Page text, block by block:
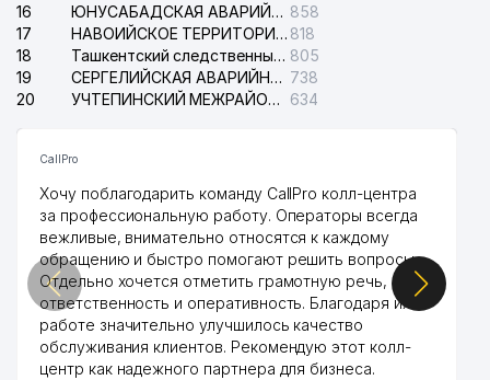
16
ЮНУСАБАДСКАЯ АВАРИЙНАЯ СЛУЖБА ЭЛЕКТРОСЕТИ 858
17
НАВОИЙСКОЕ ТЕРРИТОРИАЛЬНОЕ ПРЕДПРИЯТИЕ ЭЛЕКТРОСЕТИ АО 818
18
Ташкентский следственный изолятор 805
19
СЕРГЕЛИЙСКАЯ АВАРИЙНАЯ СЛУЖБА ЭЛЕКТРОСЕТИ 738
20
УЧТЕПИНСКИЙ МЕЖРАЙОННЫЙ СУД ПО ГРАЖДАНСКИМ ДЕЛАМ 634
CallPro
Хочу поблагодарить команду CallPro колл-центра
за профессиональную работу. Операторы всегда
вежливые, внимательно относятся к каждому
обращению и быстро помогают решить вопросы.
Отдельно хочется отметить грамотную речь,
ответственность и оперативность. Благодаря их
работе значительно улучшилось качество
обслуживания клиентов. Рекомендую этот колл-
центр как надежного партнера для бизнеса.